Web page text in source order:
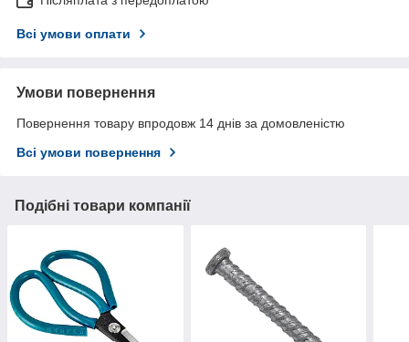
Всі умови оплати
Умови повернення
Повернення товару впродовж 14 днів за домовленістю
Всі умови повернення
Подібні товари компанії